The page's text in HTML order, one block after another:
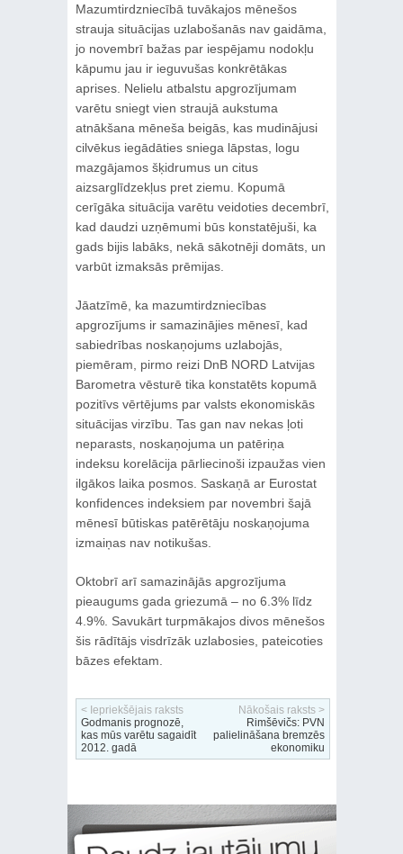
Mazumtirdzniecībā tuvākajos mēnešos
strauja situācijas uzlabošanās nav gaidāma,
jo novembrī bažas par iespējamu nodokļu
kāpumu jau ir ieguvušas konkrētākas
aprises. Nelielu atbalstu apgrozījumam
varētu sniegt vien straujā aukstuma
atnākšana mēneša beigās, kas mudinājusi
cilvēkus iegādāties sniega lāpstas, logu
mazgājamos šķidrumus un citus
aizsarglīdzekļus pret ziemu. Kopumā
cerīgāka situācija varētu veidoties decembrī,
kad daudzi uzņēmumi būs konstatējuši, ka
gads bijis labāks, nekā sākotnēji domāts, un
varbūt izmaksās prēmijas.
Jāatzīmē, ka mazumtirdzniecības
apgrozījums ir samazinājies mēnesī, kad
sabiedrības noskaņojums uzlabojās,
piemēram, pirmo reizi DnB NORD Latvijas
Barometra vēsturē tika konstatēts kopumā
pozitīvs vērtējums par valsts ekonomiskās
situācijas virzību. Tas gan nav nekas ļoti
neparasts, noskaņojuma un patēriņa
indeksu korelācija pārliecinoši izpaužas vien
ilgākos laika posmos. Saskaņā ar Eurostat
konfidences indeksiem par novembri šajā
mēnesī būtiskas patērētāju noskaņojuma
izmaiņas nav notikušas.
Oktobrī arī samazinājās apgrozījuma
pieaugums gada griezumā – no 6.3% līdz
4.9%. Savukārt turpmākajos divos mēnešos
šis rādītājs visdrīzāk uzlabosies, pateicoties
bāzes efektam.
< Iepriekšējais raksts
Godmanis prognozē,
kas mūs varētu sagaidīt
2012. gadā
Nākošais raksts >
Rimšēvičs: PVN
palielināšana bremzēs
ekonomiku